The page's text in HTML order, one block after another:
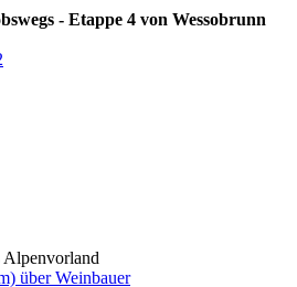
- Etappe 4 von Wessobrunn
Alpenvorland